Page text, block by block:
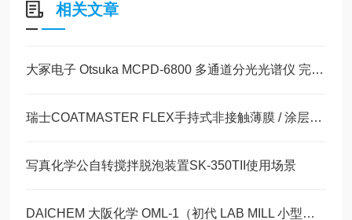
相关文章
大冢电子 Otsuka MCPD-6800 多通道分光光谱仪 完整产品详情 + 行业应用
瑞士COATMASTER FLEX手持式非接触薄膜 / 涂层测厚仪玉科原装现货
写真化学公自转搅拌脱泡装置SK-350TII使用场景
DAICHEM 大阪化学 OML-1（初代 LAB MILL 小型粉碎机）完整产品详情